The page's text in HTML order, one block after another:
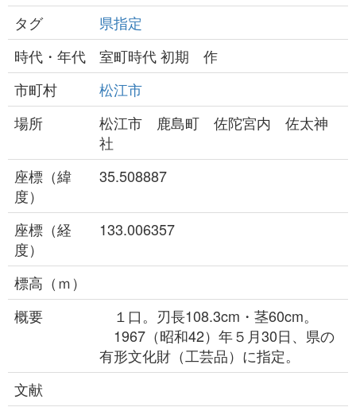
タグ
県指定
時代・年代
室町時代 初期 作
市町村
松江市
場所
松江市 鹿島町 佐陀宮内 佐太神
社
座標（緯
度）
35.508887
座標（経
度）
133.006357
標高（ｍ）
概要
１口。刃長108.3cm・茎60cm。
1967（昭和42）年５月30日、県の
有形文化財（工芸品）に指定。
文献